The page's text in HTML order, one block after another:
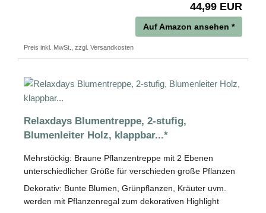
44,99 EUR
Auf Amazon ansehen *
Preis inkl. MwSt., zzgl. Versandkosten
Relaxdays Blumentreppe, 2-stufig,
Blumenleiter Holz, klappbar...*
Mehrstöckig: Braune Pflanzentreppe mit 2 Ebenen
unterschiedlicher Größe für verschieden große Pflanzen
Dekorativ: Bunte Blumen, Grünpflanzen, Kräuter uvm.
werden mit Pflanzenregal zum dekorativen Highlight